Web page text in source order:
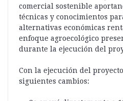
comercial sostenible
técnicas y conocimientos
alternativas económicas
enfoque agroecológico
durante la ejecución del
Con la ejecución del
siguientes cambios: